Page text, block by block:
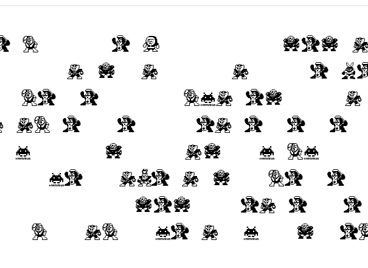
Some fonts
and may not allow
is purchased or
set. Please
your download, which
on the usage and
is provided, please use
contact the author